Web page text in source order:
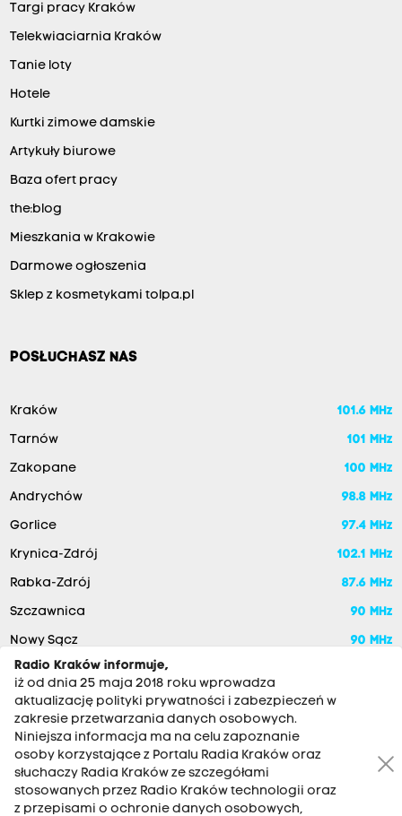
Targi pracy Kraków
Telekwiaciarnia Kraków
Tanie loty
Hotele
Kurtki zimowe damskie
Artykuły biurowe
Baza ofert pracy
the:blog
Mieszkania w Krakowie
Darmowe ogłoszenia
Sklep z kosmetykami tolpa.pl
POSŁUCHASZ NAS
Kraków 101.6 MHz
Tarnów 101 MHz
Zakopane 100 MHz
Andrychów 98.8 MHz
Gorlice 97.4 MHz
Krynica-Zdrój 102.1 MHz
Rabka-Zdrój 87.6 MHz
Szczawnica 90 MHz
Nowy Sącz 90 MHz
RADIO KRAKÓW SA. Aleja Juliusza Słowackiego 22, 30-007
Radio Kraków informuje,
iż od dnia 25 maja 2018 roku wprowadza
aktualizację polityki prywatności i zabezpieczeń w
zakresie przetwarzania danych osobowych.
Niniejsza informacja ma na celu zapoznanie
osoby korzystające z Portalu Radia Kraków oraz
słuchaczy Radia Kraków ze szczegółami
stosowanych przez Radio Kraków technologii oraz
z przepisami o ochronie danych osobowych,